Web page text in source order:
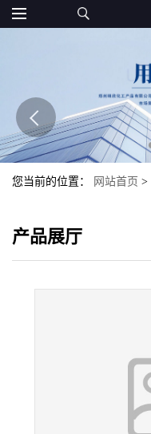
您当前的位置： 网站首页 >
产品展厅